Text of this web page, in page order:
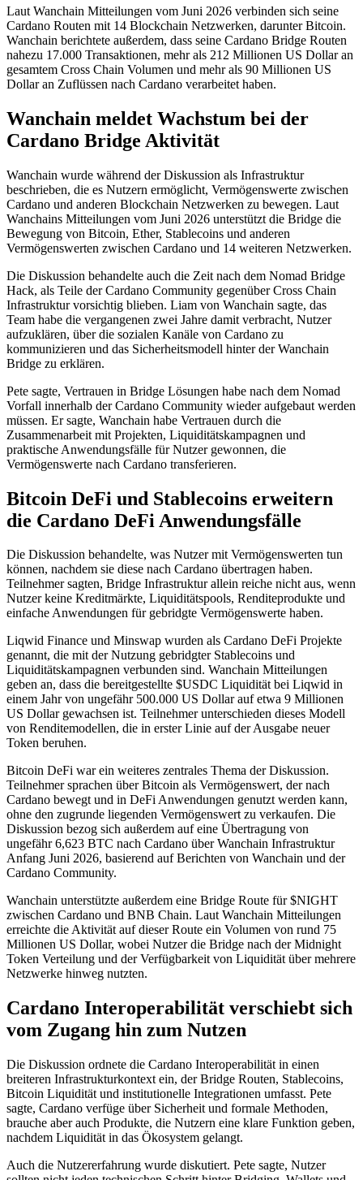
Laut Wanchain Mitteilungen vom Juni 2026 verbinden sich seine
Cardano Routen mit 14 Blockchain Netzwerken, darunter Bitcoin.
Wanchain berichtete außerdem, dass seine Cardano Bridge Routen
nahezu 17.000 Transaktionen, mehr als 212 Millionen US Dollar an
gesamtem Cross Chain Volumen und mehr als 90 Millionen US
Dollar an Zuflüssen nach Cardano verarbeitet haben.
Wanchain meldet Wachstum bei der
Cardano Bridge Aktivität
Wanchain wurde während der Diskussion als Infrastruktur
beschrieben, die es Nutzern ermöglicht, Vermögenswerte zwischen
Cardano und anderen Blockchain Netzwerken zu bewegen. Laut
Wanchains Mitteilungen vom Juni 2026 unterstützt die Bridge die
Bewegung von Bitcoin, Ether, Stablecoins und anderen
Vermögenswerten zwischen Cardano und 14 weiteren Netzwerken.
Die Diskussion behandelte auch die Zeit nach dem Nomad Bridge
Hack, als Teile der Cardano Community gegenüber Cross Chain
Infrastruktur vorsichtig blieben. Liam von Wanchain sagte, das
Team habe die vergangenen zwei Jahre damit verbracht, Nutzer
aufzuklären, über die sozialen Kanäle von Cardano zu
kommunizieren und das Sicherheitsmodell hinter der Wanchain
Bridge zu erklären.
Pete sagte, Vertrauen in Bridge Lösungen habe nach dem Nomad
Vorfall innerhalb der Cardano Community wieder aufgebaut werden
müssen. Er sagte, Wanchain habe Vertrauen durch die
Zusammenarbeit mit Projekten, Liquiditätskampagnen und
praktische Anwendungsfälle für Nutzer gewonnen, die
Vermögenswerte nach Cardano transferieren.
Bitcoin DeFi und Stablecoins erweitern
die Cardano DeFi Anwendungsfälle
Die Diskussion behandelte, was Nutzer mit Vermögenswerten tun
können, nachdem sie diese nach Cardano übertragen haben.
Teilnehmer sagten, Bridge Infrastruktur allein reiche nicht aus, wenn
Nutzer keine Kreditmärkte, Liquiditätspools, Renditeprodukte und
einfache Anwendungen für gebridgte Vermögenswerte haben.
Liqwid Finance und Minswap wurden als Cardano DeFi Projekte
genannt, die mit der Nutzung gebridgter Stablecoins und
Liquiditätskampagnen verbunden sind. Wanchain Mitteilungen
geben an, dass die bereitgestellte $USDC Liquidität bei Liqwid in
einem Jahr von ungefähr 500.000 US Dollar auf etwa 9 Millionen
US Dollar gewachsen ist. Teilnehmer unterschieden dieses Modell
von Renditemodellen, die in erster Linie auf der Ausgabe neuer
Token beruhen.
Bitcoin DeFi war ein weiteres zentrales Thema der Diskussion.
Teilnehmer sprachen über Bitcoin als Vermögenswert, der nach
Cardano bewegt und in DeFi Anwendungen genutzt werden kann,
ohne den zugrunde liegenden Vermögenswert zu verkaufen. Die
Diskussion bezog sich außerdem auf eine Übertragung von
ungefähr 6,623 BTC nach Cardano über Wanchain Infrastruktur
Anfang Juni 2026, basierend auf Berichten von Wanchain und der
Cardano Community.
Wanchain unterstützte außerdem eine Bridge Route für $NIGHT
zwischen Cardano und BNB Chain. Laut Wanchain Mitteilungen
erreichte die Aktivität auf dieser Route ein Volumen von rund 75
Millionen US Dollar, wobei Nutzer die Bridge nach der Midnight
Token Verteilung und der Verfügbarkeit von Liquidität über mehrere
Netzwerke hinweg nutzten.
Cardano Interoperabilität verschiebt sich
vom Zugang hin zum Nutzen
Die Diskussion ordnete die Cardano Interoperabilität in einen
breiteren Infrastrukturkontext ein, der Bridge Routen, Stablecoins,
Bitcoin Liquidität und institutionelle Integrationen umfasst. Pete
sagte, Cardano verfüge über Sicherheit und formale Methoden,
brauche aber auch Produkte, die Nutzern eine klare Funktion geben,
nachdem Liquidität in das Ökosystem gelangt.
Auch die Nutzererfahrung wurde diskutiert. Pete sagte, Nutzer